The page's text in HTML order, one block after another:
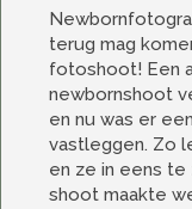
terug mag
fotoshoot! Een
newbornshoot
en nu was er
vastleggen. Zo
en ze in eens te
shoot maakte